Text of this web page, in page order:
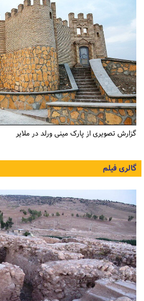
گزارش تصویری از پارک مینی ورلد در ملایر
گالری فیلم